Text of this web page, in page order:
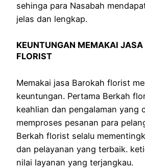
sehinga para Nasabah
jelas dan lengkap.
KEUNTUNGAN MEMAKAI JASA
FLORIST
Memakai jasa Barokah florist
keuntungan. Pertama Berkah
keahlian dan pengalaman yang
memproses pesanan para
Berkah florist selalu
dan pelayanan yang terbaik.
nilai layanan yang terjangkau.